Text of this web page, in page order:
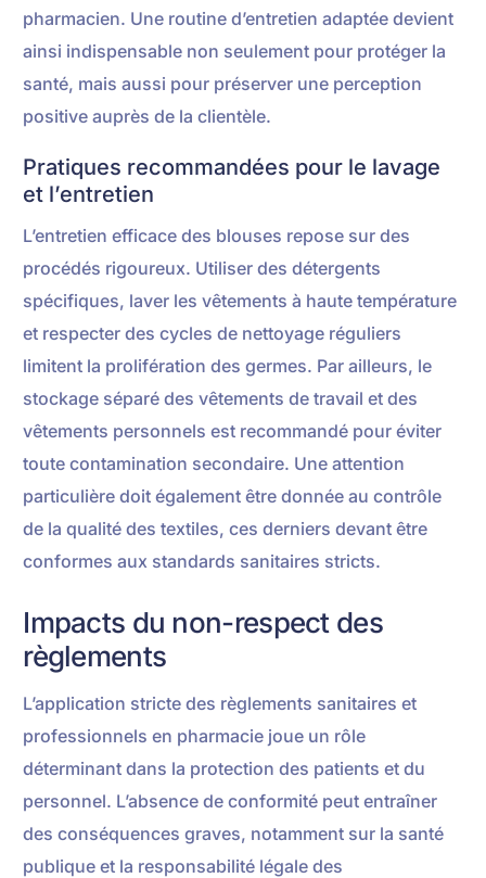
pharmacien. Une routine d’entretien adaptée devient
ainsi indispensable non seulement pour protéger la
santé, mais aussi pour préserver une perception
positive auprès de la clientèle.
Pratiques recommandées pour le lavage
et l’entretien
L’entretien efficace des blouses repose sur des
procédés rigoureux. Utiliser des détergents
spécifiques, laver les vêtements à haute température
et respecter des cycles de nettoyage réguliers
limitent la prolifération des germes. Par ailleurs, le
stockage séparé des vêtements de travail et des
vêtements personnels est recommandé pour éviter
toute contamination secondaire. Une attention
particulière doit également être donnée au contrôle
de la qualité des textiles, ces derniers devant être
conformes aux standards sanitaires stricts.
Impacts du non-respect des
règlements
L’application stricte des règlements sanitaires et
professionnels en pharmacie joue un rôle
déterminant dans la protection des patients et du
personnel. L’absence de conformité peut entraîner
des conséquences graves, notamment sur la santé
publique et la responsabilité légale des